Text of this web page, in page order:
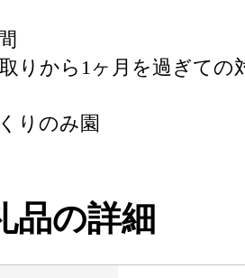
りから1ヶ月を過ぎての
りのみ園
品の詳細